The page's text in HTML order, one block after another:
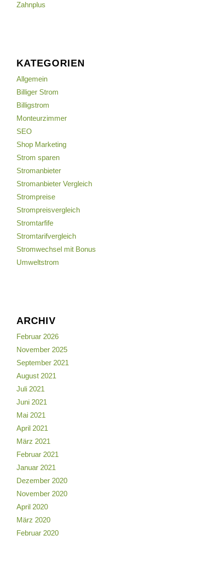
Zahnplus
KATEGORIEN
Allgemein
Billiger Strom
Billigstrom
Monteurzimmer
SEO
Shop Marketing
Strom sparen
Stromanbieter
Stromanbieter Vergleich
Strompreise
Strompreisvergleich
Stromtarfife
Stromtarifvergleich
Stromwechsel mit Bonus
Umweltstrom
ARCHIV
Februar 2026
November 2025
September 2021
August 2021
Juli 2021
Juni 2021
Mai 2021
April 2021
März 2021
Februar 2021
Januar 2021
Dezember 2020
November 2020
April 2020
März 2020
Februar 2020